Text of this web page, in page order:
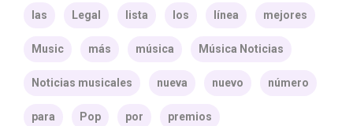
las Legal lista los línea mejores
Music más música Música Noticias
Noticias musicales nueva nuevo número
para Pop por premios